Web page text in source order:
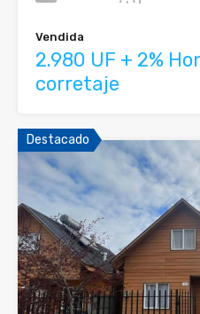
Vendida
2.980 UF + 2%
corretaje
Destacado